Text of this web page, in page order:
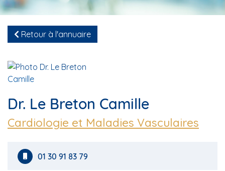
Retour à l'annuaire
Dr. Le Breton Camille
Cardiologie et Maladies Vasculaires
01 30 91 83 79